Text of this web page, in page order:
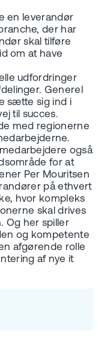
en leverandør
der har
skal tilføre
om at have
udfordringer
Generel
sætte sig ind i
til succes.
med regionerne
også
for at
Per Mouritsen
på ethvert
hvor kompleks
skal drives
Og her spiller
og kompetente
afgørende rolle
af nye it